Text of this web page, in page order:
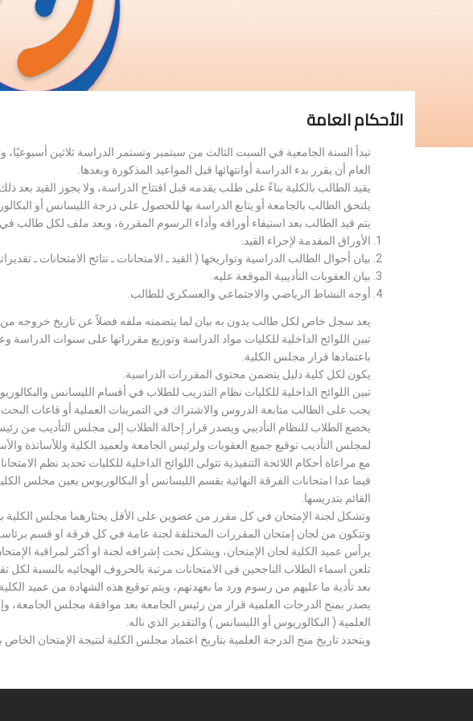
الأحكام العامة
تبدأ السنة الجامعية في السبت الثالث من سبتمبر وتستمر الدراسة ثلاثين
العام أن يقرر بدء الدراسة أوانتهائها قبل المواعيد المذكورة وبعدها.
يقيد الطالب بالكلية بناءً على طلب يقدمه قبل افتتاح الدراسة، ولا يجوز القيد
يلتحق الطالب بالجامعة أو يتابع الدراسة بها للحصول على درجة الليسانس أو
يتم قيد الطالب بعد استيفاء أوراقه وأداء الرسوم المقررة، ويعد ملف لكل طالب
الأوراق المقدمة لإجراء القيد.
بيان أحوال الطالب الدراسية وتواريخها ( القيد ـ الامتحانات ـ نتائح الامتحانات ـ
بيان العقوبات التأديبية الموقعة عليه.
أوجه النشاط الرياضي والاجتماعي والعسكري للطالب.
يعد سجل خاص لكل طالب يدون به بيان لما يتضمنه ملفه فضلاً عن تاريخ خروجه من
تبين اللوائح الداخلية للكليات مواد الدراسة وتوزيع مقرراتها على سنوات
باعتمادها قرار مجلس الكلية.
يكون لكل كلية دليل يتضمن محتوى المقررات الدراسية.
تبين اللوائح الداخلية للكليات نظام التدريب للطلاب في أقسام الليسانس
يجب على الطالب متابعة الدروس والاشتراك في التمرينات العملية أو قاعات البحث
يخضع الطلاب للنظام التأديبي ويصدر قرار إحالة الطلاب إلى مجلس التأديب من
لمجلس التأديب توقيع جميع العقوبات ولرئيس الجامعة ولعميد الكلية وللأساتذة
مع مراعاة أحكام اللائحة التنفيذية تتولى اللوائح الداخلية للكليات تحديد نظم
فيما عدا امتحانات الفرقة النهائية بقسم الليسانس أو البكالوريوس يعين مجلس
القائم بتدريسها.
وتشكل لجنة الإمتحان في كل مقرر من عضوين على الأقل يختارهما مجلس الكلية
وتتكون من لجان إمتحان المقررات المختلفة لجنة عامة في كل فرقة او قسم
يرأس عميد الكلية لجان الإمتحان، ويشكل تحت إشرافه لجنة او أكثر لمراقبة الإمتحان
تلعن اسماء الطلاب الناجحين فى الامتحانات مرتبة بالحروف الهجائيه بالنسبة لكل
بعد تأدية ما عليهم من رسوم ورد ما بعهدتهم، ويتم توقيع هذه الشهادة من عميد
يصدر بمنح الدرجات العلمية قرار من رئيس الجامعة بعد موافقة مجلس الجامعة،
العلمية ( البكالوريوس أو الليسانس ) والتقدير الذي ناله.
ويتحدد تاريخ منح الدرجة العلمية بتاريخ اعتماد مجلس الكلية لنتيجة الإمتحان الخاص